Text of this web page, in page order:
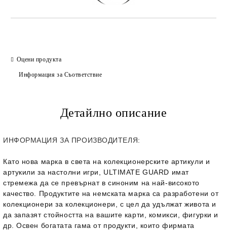
Оцени продукта
Информация за Съответствие
Детайлно описание
ИНФОРМАЦИЯ ЗА ПРОИЗВОДИТЕЛЯ:
Като нова марка в света на колекционерските артикули и
артукили за настолни игри, ULTIMATE GUARD имат
стремежа да се превърнат в синоним на най-високото
качество. Продуктите на немската марка са разработени от
колекционери за колекционери, с цел да удължат живота и
да запазят стойността на вашите карти, комикси, фигурки и
др. Освен богатата гама от продукти, които фирмата